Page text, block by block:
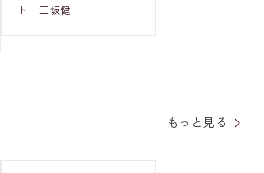
ト 三坂健
もっと見る